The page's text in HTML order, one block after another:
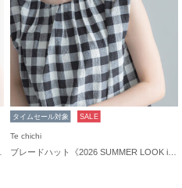
タイムセール対象 SALE
Te chichi